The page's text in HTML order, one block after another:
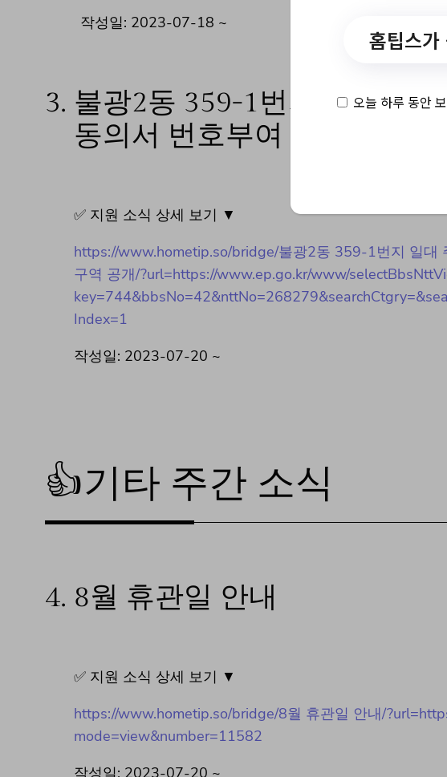
작성일: 2023-07-18 ~
3. 불광2동 359-1번지 일대 주
동의서 번호부여 요청 구역 공
✅ 지원 소식 상세 보기 ▼
https://www.hometip.so/bridge/불광2동 359-1번지 일대
구역 공개/?url=https://www.ep.go.kr/www/
Index=1
작성일: 2023-07-20 ~
👍기타 주간 소식
4. 8월 휴관일 안내
✅ 지원 소식 상세 보기 ▼
https://www.hometip.so/bridge/8월 휴관일 안내/
mode=view&number=11582
작성일: 2023-07-20 ~
홈팁스
오늘 하루 동안